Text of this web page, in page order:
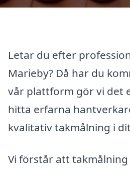
Letar du efter
Marieby? Då har du
vår plattform gör vi det
hitta erfarna
kvalitativ takmålning i
Vi förstår att takmålning